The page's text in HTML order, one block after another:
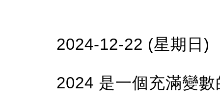
2024-12-22 (星期日)
2024 是一個充滿變